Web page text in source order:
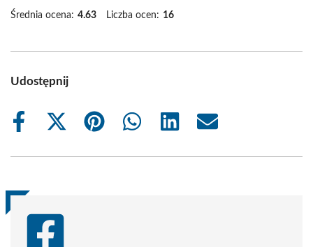
Średnia ocena: 4.63 Liczba ocen: 16
Udostępnij
Share
Share
(Twitter)
Share
Share
Share
Share